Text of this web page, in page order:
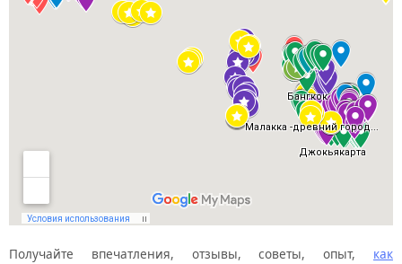
Получайте впечатления, отзывы, советы, опыт, как